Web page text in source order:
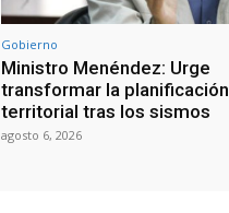
Gobierno
Ministro Menéndez: Urge
transformar la planificación
territorial tras los sismos
agosto 6, 2026